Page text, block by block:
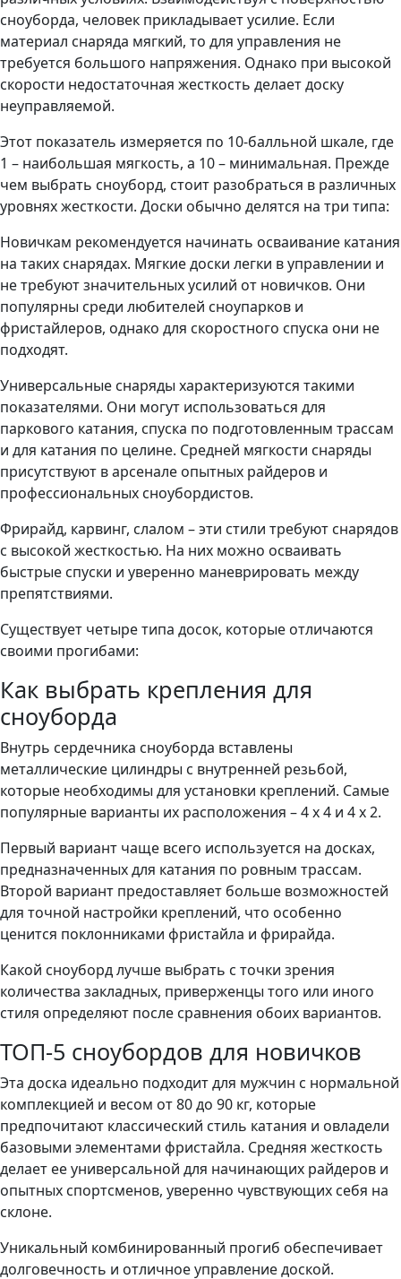
сноуборда, человек прикладывает усилие. Если
материал снаряда мягкий, то для управления не
требуется большого напряжения. Однако при высокой
скорости недостаточная жесткость делает доску
неуправляемой.
Этот показатель измеряется по 10-балльной шкале, где
1 – наибольшая мягкость, а 10 – минимальная. Прежде
чем выбрать сноуборд, стоит разобраться в различных
уровнях жесткости. Доски обычно делятся на три типа:
Новичкам рекомендуется начинать осваивание катания
на таких снарядах. Мягкие доски легки в управлении и
не требуют значительных усилий от новичков. Они
популярны среди любителей сноупарков и
фристайлеров, однако для скоростного спуска они не
подходят.
Универсальные снаряды характеризуются такими
показателями. Они могут использоваться для
паркового катания, спуска по подготовленным трассам
и для катания по целине. Средней мягкости снаряды
присутствуют в арсенале опытных райдеров и
профессиональных сноубордистов.
Фрирайд, карвинг, слалом – эти стили требуют снарядов
с высокой жесткостью. На них можно осваивать
быстрые спуски и уверенно маневрировать между
препятствиями.
Существует четыре типа досок, которые отличаются
своими прогибами:
Как выбрать крепления для
сноуборда
Внутрь сердечника сноуборда вставлены
металлические цилиндры с внутренней резьбой,
которые необходимы для установки креплений. Самые
популярные варианты их расположения – 4 х 4 и 4 х 2.
Первый вариант чаще всего используется на досках,
предназначенных для катания по ровным трассам.
Второй вариант предоставляет больше возможностей
для точной настройки креплений, что особенно
ценится поклонниками фристайла и фрирайда.
Какой сноуборд лучше выбрать с точки зрения
количества закладных, приверженцы того или иного
стиля определяют после сравнения обоих вариантов.
ТОП-5 сноубордов для новичков
Эта доска идеально подходит для мужчин с нормальной
комплекцией и весом от 80 до 90 кг, которые
предпочитают классический стиль катания и овладели
базовыми элементами фристайла. Средняя жесткость
делает ее универсальной для начинающих райдеров и
опытных спортсменов, уверенно чувствующих себя на
склоне.
Уникальный комбинированный прогиб обеспечивает
долговечность и отличное управление доской.